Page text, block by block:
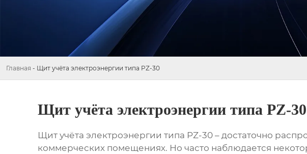
Главная - Щит учёта электроэнергии типа PZ-30
Щит учёта электроэнергии типа PZ-30
Щит учёта электроэнергии типа PZ-30– достаточно
коммерческих помещениях. Но часто наблюдается